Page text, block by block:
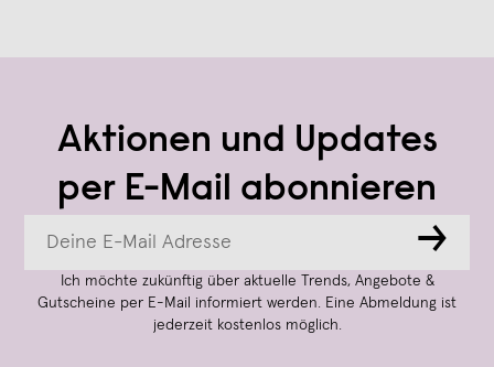
Aktionen und Updates
per E-Mail abonnieren
→
Ich möchte zukünftig über aktuelle Trends, Angebote &
Gutscheine per E-Mail informiert werden. Eine Abmeldung ist
jederzeit kostenlos möglich.